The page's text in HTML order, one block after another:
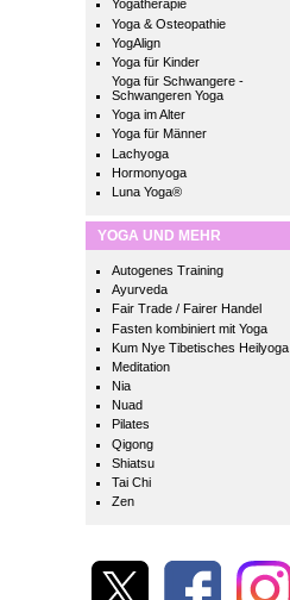
Yogatherapie
Yoga & Osteopathie
YogAlign
Yoga für Kinder
Yoga für Schwangere -
Schwangeren Yoga
Yoga im Alter
Yoga für Männer
Lachyoga
Hormonyoga
Luna Yoga®
YOGA UND MEHR
Autogenes Training
Ayurveda
Fair Trade / Fairer Handel
Fasten kombiniert mit Yoga
Kum Nye Tibetisches Heilyoga
Meditation
Nia
Nuad
Pilates
Qigong
Shiatsu
Tai Chi
Zen